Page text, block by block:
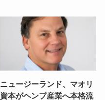
ニュージーランド、マオリ
資本がヘンプ産業へ本格流